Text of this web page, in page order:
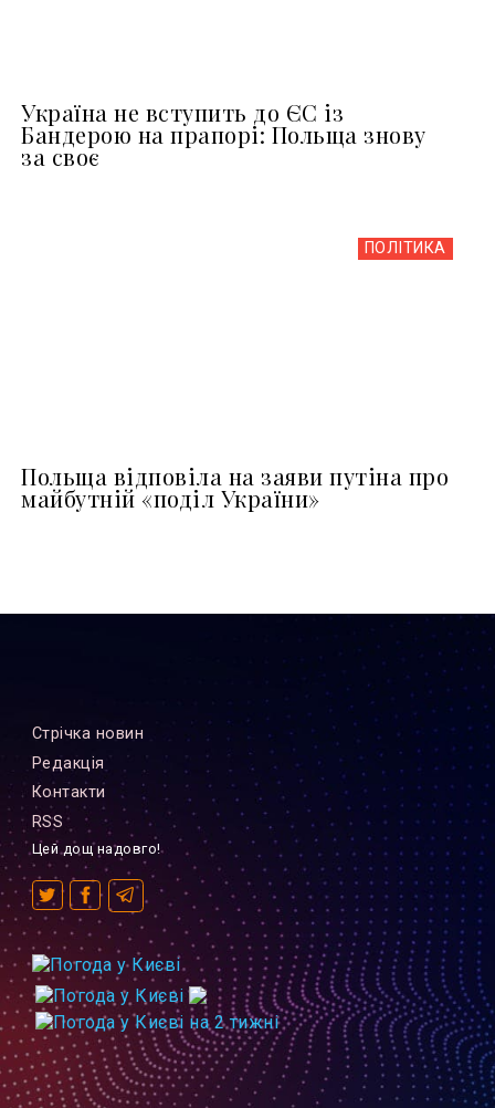
Україна не вступить до ЄС із
Бандерою на прапорі: Польща знову
за своє
ПОЛІТИКА
Польща відповіла на заяви путіна про
майбутній «поділ України»
Стрiчка новин
Редакцiя
Контакти
RSS
Цей дощ надовго!